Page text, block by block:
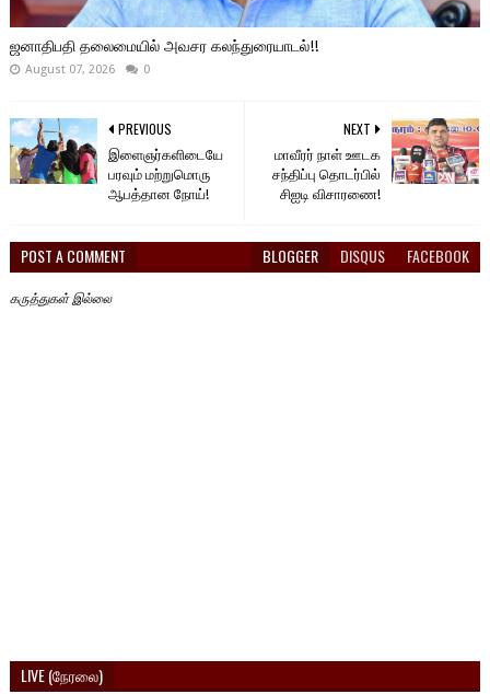
ஜனாதிபதி தலைமையில் அவசர கலந்துரையாடல்!!
August 07, 2026 0
NEXT
மாவீரர் நாள் ஊடக
சந்திப்பு தொடர்பில்
சிஐடி விசாரணை!
PREVIOUS
இளைஞர்களிடையே
பரவும் மற்றுமொரு
ஆபத்தான நோய்!
POST A COMMENT BLOGGER DISQUS FACEBOOK
கருத்துகள் இல்லை
LIVE (நேரலை)